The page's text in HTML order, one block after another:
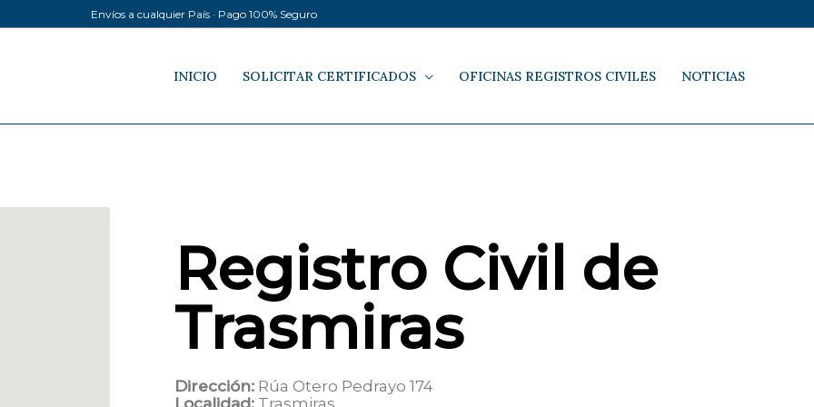
Envíos a cualquier País · Pago 100% Seguro
INICIO SOLICITAR CERTIFICADOS OFICINAS REGISTROS CIVILES NOTICIAS
Registro Civil de
Trasmiras
Dirección: Rúa Otero Pedrayo 174
Localidad: Trasmiras